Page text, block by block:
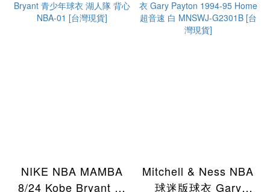
NIKE NBA MAMBA
8/24 Kobe Bryant 青
Mitchell & Ness NBA
球迷版球衣 Gary